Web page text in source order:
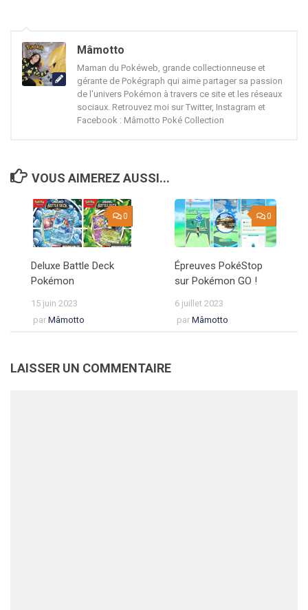
Mâmotto
Maman du Pokéweb, grande collectionneuse et
gérante de Pokégraph qui aime partager sa passion
de l'univers Pokémon à travers ce site et les réseaux
sociaux. Retrouvez moi sur Twitter, Instagram et
Facebook : Mâmotto Poké Collection
VOUS AIMEREZ AUSSI...
0
Deluxe Battle Deck
Pokémon
15 juin 2023
par Mâmotto
0
Épreuves PokéStop
sur Pokémon GO !
6 juillet 2023
par Mâmotto
LAISSER UN COMMENTAIRE